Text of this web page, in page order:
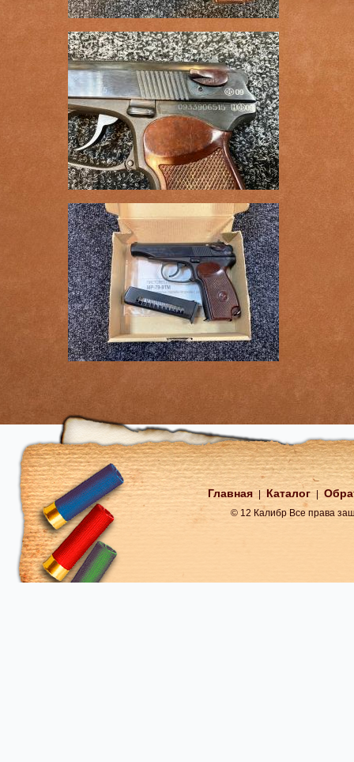
Главная Каталог
© 12 Калибр Все права